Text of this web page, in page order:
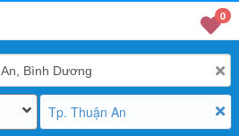
0
Tp. Thuận An